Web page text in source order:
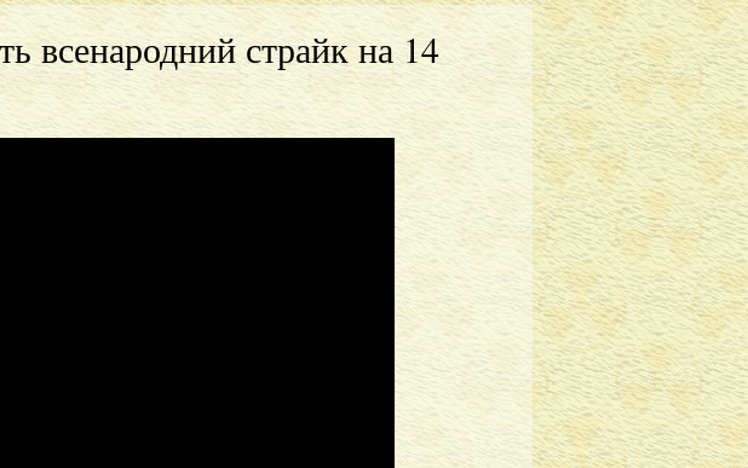
всенародний страйк на 14